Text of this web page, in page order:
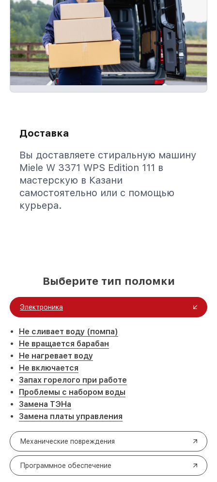
Доставка
Вы доставляете стиральную машину
Miele W 3371 WPS Edition 111 в
мастерскую в Казани
самостоятельно или с помощью
курьера.
Выберите тип поломки
Электроника
Не сливает воду (помпа)
Не вращается барабан
Не нагревает воду
Не включается
Запах горелого при работе
Проблемы с набором воды
Замена ТЭНа
Замена платы управления
Механические повреждения
Программное обеспечение